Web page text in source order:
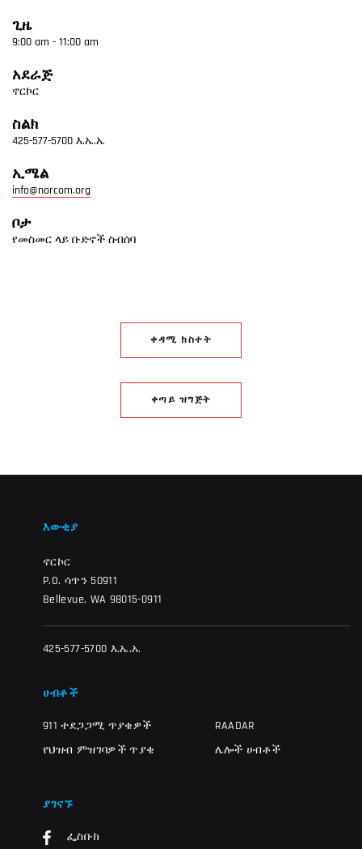
ጊዜ
9:00 am - 11:00 am
አደራጅ
ኖርኮር
ስልክ
425-577-5700 እ.ኤ.አ.
ኢሜል
info@norcom.org
ቦታ
የመስመር ላይ ቡድኖች ስብሰባ
ቀዳሚ ክስተት
ቀጣይ ዝግጅት
እውቂያ
ኖርኮር
P.O. ሳጥን 50911
Bellevue, WA 98015-0911
425-577-5700 እ.ኤ.አ.
ሀብቶች
911 ተደጋጋሚ ጥያቄዎች
የህዝብ ምዝገባዎች ጥያቄ
RAADAR
ሌሎች ሀብቶች
ያገናኙ
ፌስቡክ